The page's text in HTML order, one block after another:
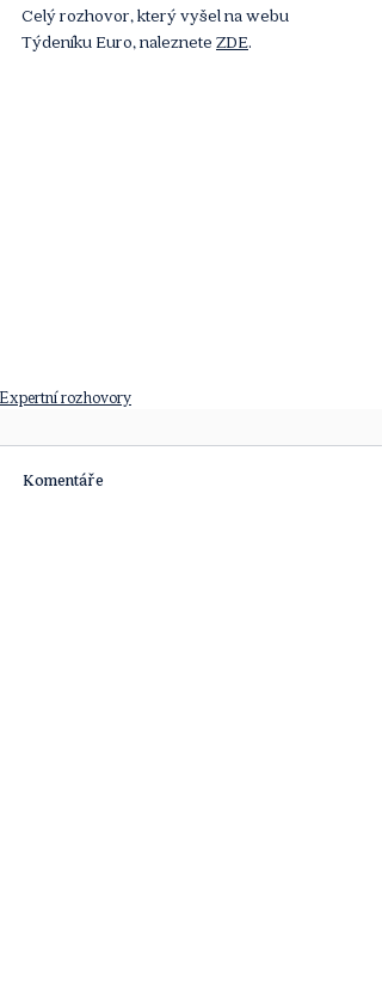
Celý rozhovor, který vyšel na webu
Týdeníku Euro, naleznete ZDE.
Expertní rozhovory
Komentáře